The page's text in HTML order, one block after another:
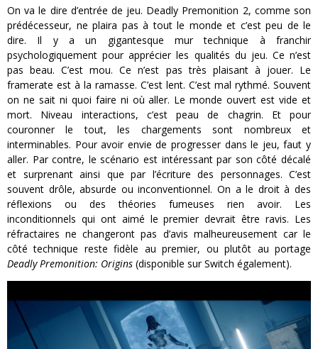
On va le dire d’entrée de jeu. Deadly Premonition 2, comme son
prédécesseur, ne plaira pas à tout le monde et c’est peu de le
dire. Il y a un gigantesque mur technique à franchir
psychologiquement pour apprécier les qualités du jeu. Ce n’est
pas beau. C’est mou. Ce n’est pas très plaisant à jouer. Le
framerate est à la ramasse. C’est lent. C’est mal rythmé. Souvent
on ne sait ni quoi faire ni où aller. Le monde ouvert est vide et
mort. Niveau interactions, c’est peau de chagrin. Et pour
couronner le tout, les chargements sont nombreux et
interminables. Pour avoir envie de progresser dans le jeu, faut y
aller. Par contre, le scénario est intéressant par son côté décalé
et surprenant ainsi que par l’écriture des personnages. C’est
souvent drôle, absurde ou inconventionnel. On a le droit à des
réflexions ou des théories fumeuses rien avoir. Les
inconditionnels qui ont aimé le premier devrait être ravis. Les
réfractaires ne changeront pas d’avis malheureusement car le
côté technique reste fidèle au premier, ou plutôt au portage
Deadly Premonition: Origins (disponible sur Switch également).